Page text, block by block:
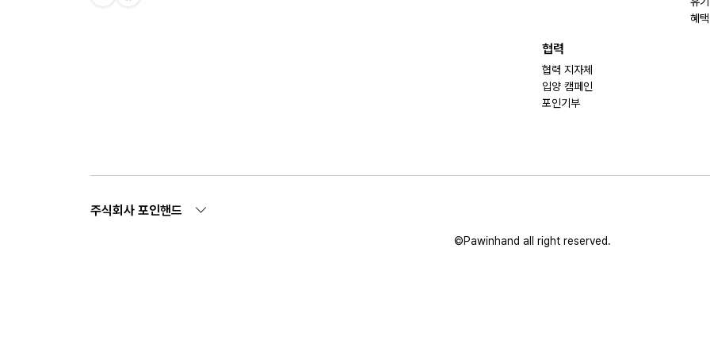
혜택
협력
협력 지자체
입양 캠페인
포인기부
주식회사 포인핸드
©Pawinhand all right reserved.